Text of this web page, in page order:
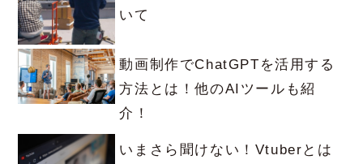
いて
動画制作でChatGPTを活用する
方法とは！他のAIツールも紹
介！
いまさら聞けない！Vtuberとは